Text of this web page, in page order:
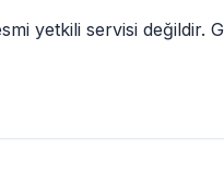
yetkili servisi değildir.